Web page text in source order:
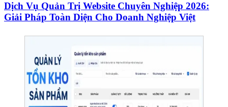
Dịch Vụ Quản Trị Website Chuyên Nghiệp 2026:
Giải Pháp Toàn Diện Cho Doanh Nghiệp Việt